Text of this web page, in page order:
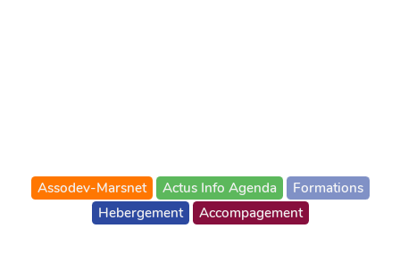
Assodev-Marsnet Actus Info Agenda
Formations
Hebergement
Accompagement